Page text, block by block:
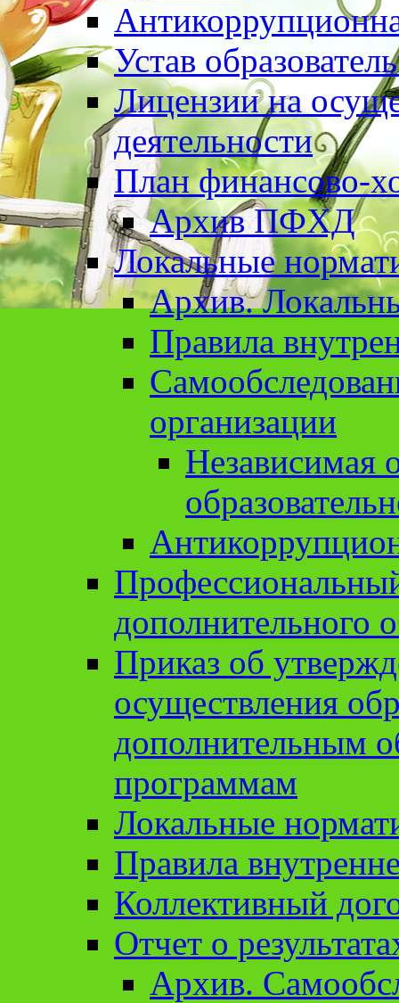
Устав
Лицензии на
деятельности
План финансово-
Архив ПФХД
Локальные
Архив.
Правила
организации
Независимая
дополнительного
Приказ об
осуществления
дополнительным
программам
Локальные
Правила
Коллективный
Отчет о
Архив.